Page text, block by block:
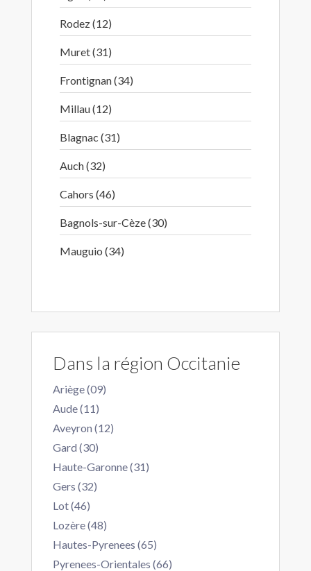
Rodez (12)
Muret (31)
Frontignan (34)
Millau (12)
Blagnac (31)
Auch (32)
Cahors (46)
Bagnols-sur-Cèze (30)
Mauguio (34)
Dans la région Occitanie
Ariège (09)
Aude (11)
Aveyron (12)
Gard (30)
Haute-Garonne (31)
Gers (32)
Lot (46)
Lozère (48)
Hautes-Pyrenees (65)
Pyrenees-Orientales (66)